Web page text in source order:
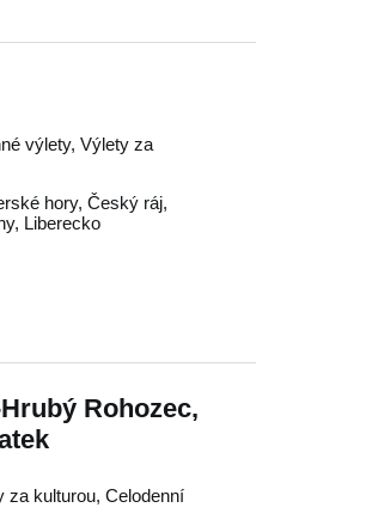
výlety, Výlety za
hory, Český ráj,
, Liberecko
Rohozec,
za kulturou, Celodenní